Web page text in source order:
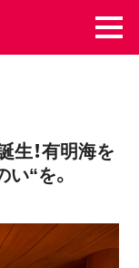
生！有明海を
“を。